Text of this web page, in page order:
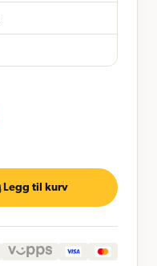
Legg til kurv